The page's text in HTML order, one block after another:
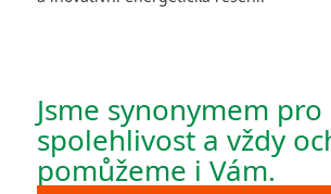
Jsme synonymem
spolehlivost a vždy
pomůžeme i Vám.